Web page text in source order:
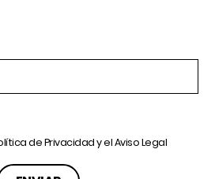
de Privacidady elAviso Legal